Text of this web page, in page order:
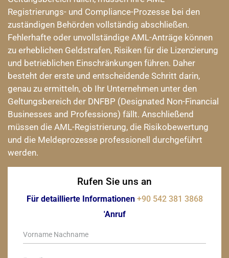
Registrierungs- und Compliance-Prozesse bei den
zuständigen Behörden vollständig abschließen.
Fehlerhafte oder unvollständige AML-Anträge können
zu erheblichen Geldstrafen, Risiken für die Lizenzierung
und betrieblichen Einschränkungen führen. Daher
besteht der erste und entscheidende Schritt darin,
genau zu ermitteln, ob Ihr Unternehmen unter den
Geltungsbereich der DNFBP (Designated Non-Financial
Businesses and Professions) fällt. Anschließend
müssen die AML-Registrierung, die Risikobewertung
und die Meldeprozesse professionell durchgeführt
werden.
Rufen Sie uns an
Für detaillierte Informationen +90 542 381 3868
'Anruf